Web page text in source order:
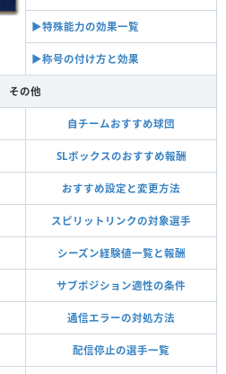
▶︎特殊能力の効果一覧
▶︎称号の付け方と効果
その他
自チームおすすめ球団
SLボックスのおすすめ報酬
おすすめ設定と変更方法
スピリットリンクの対象選手
シーズン経験値一覧と報酬
サブポジション適性の条件
通信エラーの対処方法
配信停止の選手一覧